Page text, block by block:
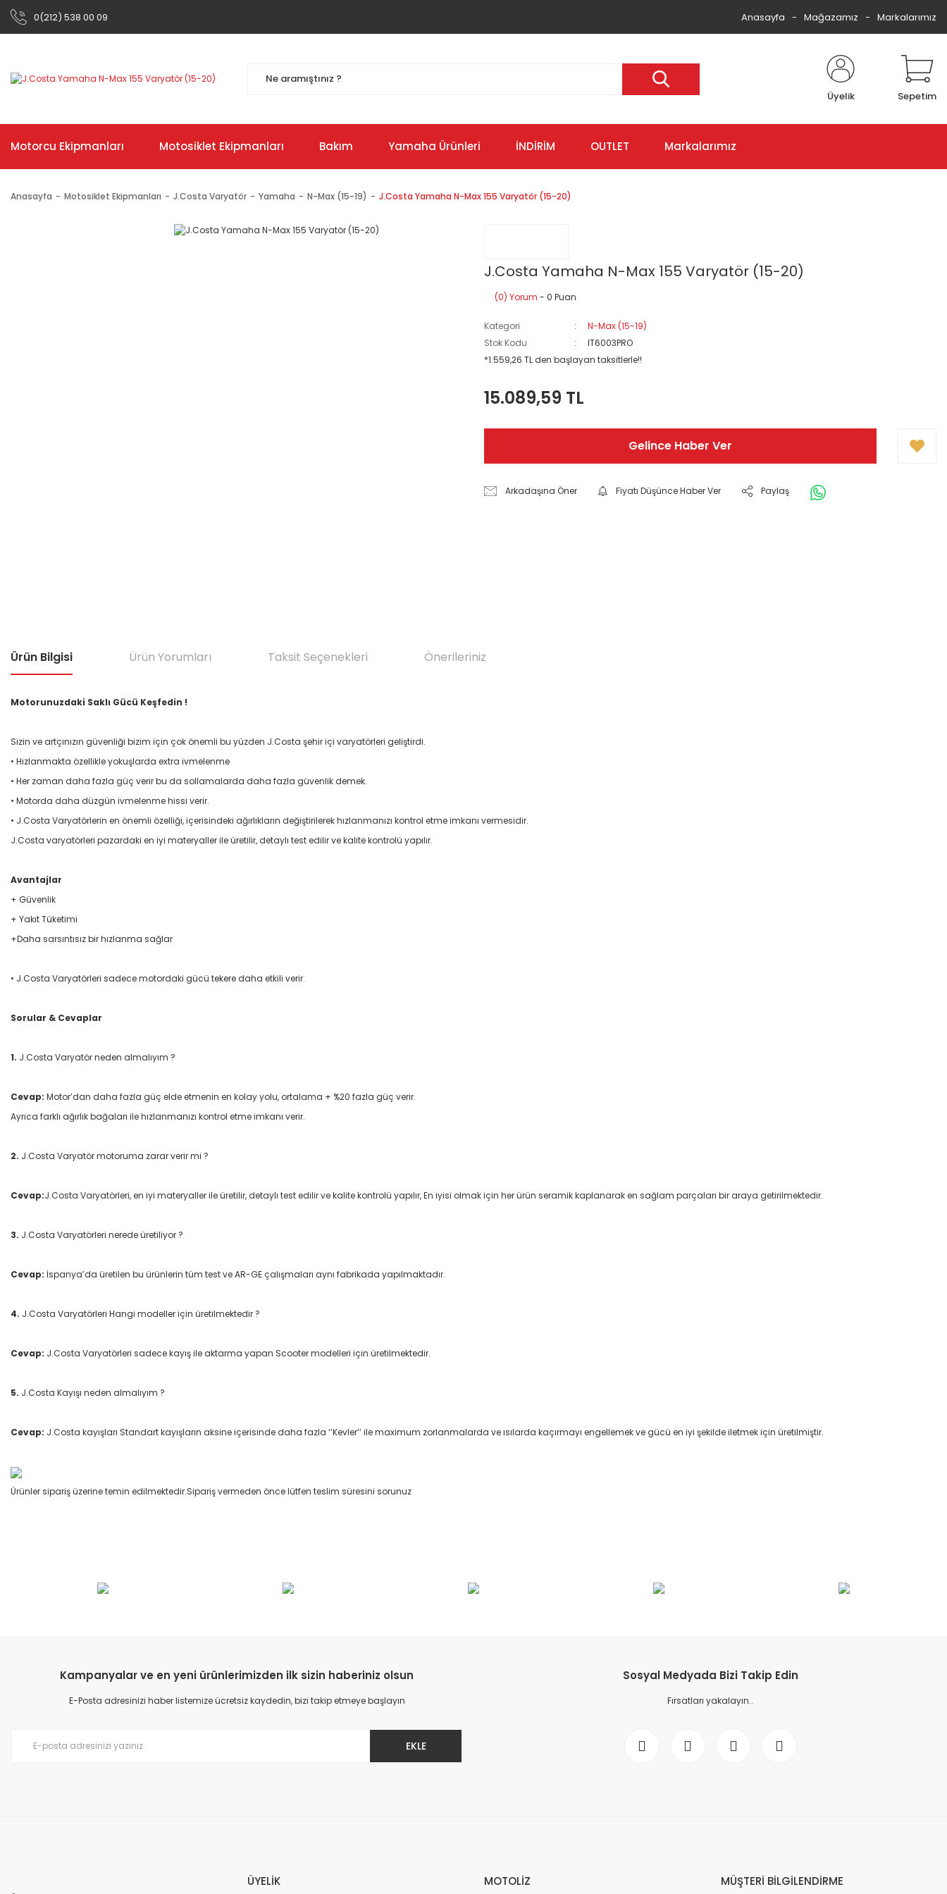
0(212) 538 00 09 Anasayfa Mağazamız Markalarımız
Üyelik Sepetim
Motorcu Ekipmanları Motosiklet Ekipmanları Bakım Yamaha Ürünleri İNDİRİM OUTLET Markalarımız
Anasayfa Motosiklet Ekipmanları J.Costa Varyatör Yamaha N-Max (15-19) J.Costa Yamaha N-Max 155 Varyatör (15-20)
J.Costa Yamaha N-Max 155 Varyatör (15-20)
(0) Yorum - 0 Puan
Kategori
N-Max (15-19)
Stok Kodu
IT6003PRO
*1.559,26 TL den başlayan taksitlerle!!
15.089,59 TL
Gelince Haber Ver
Arkadaşına Öner Fiyatı Düşünce Haber Ver Paylaş
Ürün Bilgisi Ürün Yorumları Taksit Seçenekleri Önerileriniz
Motorunuzdaki Saklı Gücü Keşfedin !
Sizin ve artçınızın güvenliği bizim için çok önemli bu yüzden J.Costa şehir içi varyatörleri geliştirdi.
• Hızlanmakta özellikle yokuşlarda extra ivmelenme
• Her zaman daha fazla güç verir bu da sollamalarda daha fazla güvenlik demek.
• Motorda daha düzgün ivmelenme hissi verir.
• J.Costa Varyatörlerin en önemli özelliği, içerisindeki ağırlıkların değiştirilerek hızlanmanızı kontrol etme imkanı vermesidir.
J.Costa varyatörleri pazardaki en iyi materyaller ile üretilir, detaylı test edilir ve kalite kontrolü yapılır.
Avantajlar
+ Güvenlik
+ Yakıt Tüketimi
+Daha sarsıntısız bir hızlanma sağlar
• J.Costa Varyatörleri sadece motordaki gücü tekere daha etkili verir.
Sorular & Cevaplar
1. J.Costa Varyatör neden almalıyım ?
Cevap: Motor’dan daha fazla güç elde etmenin en kolay yolu, ortalama + %20 fazla güç verir.
Ayrıca farklı ağırlık bağaları ile hızlanmanızı kontrol etme imkanı verir.
2. J.Costa Varyatör motoruma zarar verir mi ?
Cevap:J.Costa Varyatörleri, en iyi materyaller ile üretilir, detaylı test edilir ve kalite kontrolü yapılır, En iyisi olmak için her ürün seramik kaplanarak en sağlam parçaları bir araya getirilmektedir.
3. J.Costa Varyatörleri nerede üretiliyor ?
Cevap: İspanya’da üretilen bu ürünlerin tüm test ve AR-GE çalışmaları aynı fabrikada yapılmaktadır.
4. J.Costa Varyatörleri Hangi modeller için üretilmektedir ?
Cevap: J.Costa Varyatörleri sadece kayış ile aktarma yapan Scooter modelleri için üretilmektedir.
5. J.Costa Kayışı neden almalıyım ?
Cevap: J.Costa kayışları Standart kayışların aksine içerisinde daha fazla ‘’Kevler’’ ile maximum zorlanmalarda ve ısılarda kaçırmayı engellemek ve gücü en iyi şekilde iletmek için üretilmiştir.
Ürünler sipariş üzerine temin edilmektedir.Sipariş vermeden önce lütfen teslim süresini sorunuz
Bu ürüne ilk yorumu siz yapın!
Görüş ve önerileriniz için teşekkür ederiz.
Ürün fiyatı diğer sitelerden daha pahalı.
Bu ürüne benzer farklı alternatifler olmalı.
Kampanyalar ve en yeni ürünlerimizden ilk sizin haberiniz olsun
E-Posta adresinizi haber listemize ücretsiz kaydedin, bizi takip etmeye başlayın
EKLE
Sosyal Medyada Bizi Takip Edin
Fırsatları yakalayın..
ÜYELİK MOTOLİZ MÜŞTERİ BİLGİLENDİRME